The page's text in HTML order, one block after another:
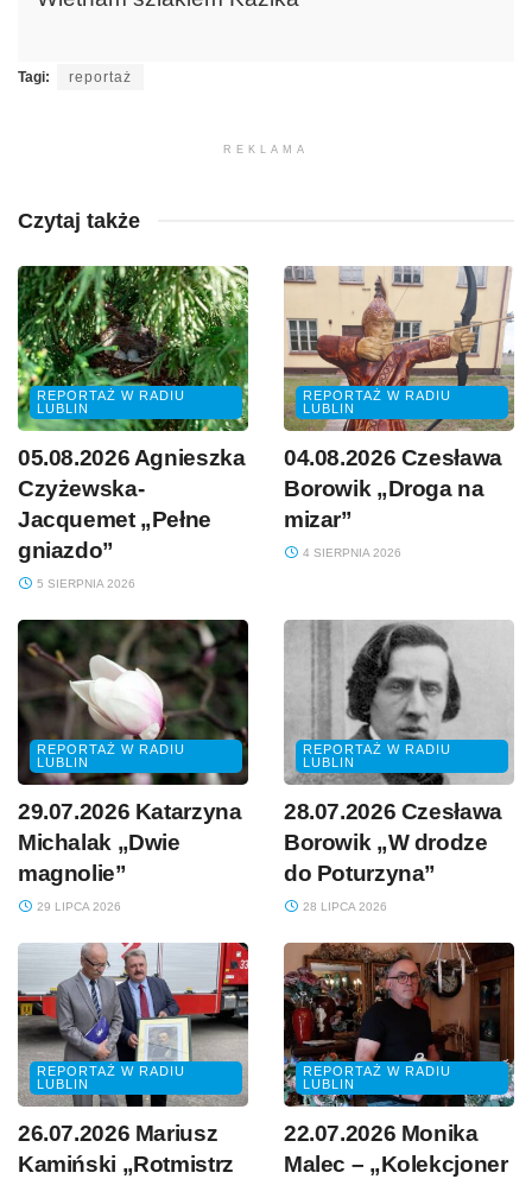
dźwiękowych
Tagi: reportaż
REKLAMA
Czytaj także
REPORTAŻ W RADIU
LUBLIN
05.08.2026 Agnieszka
Czyżewska-
Jacquemet „Pełne
gniazdo”
5 SIERPNIA 2026
REPORTAŻ W RADIU
LUBLIN
04.08.2026 Czesława
Borowik „Droga na
mizar”
4 SIERPNIA 2026
REPORTAŻ W RADIU
LUBLIN
29.07.2026 Katarzyna
Michalak „Dwie
magnolie”
29 LIPCA 2026
REPORTAŻ W RADIU
LUBLIN
28.07.2026 Czesława
Borowik „W drodze
do Poturzyna”
28 LIPCA 2026
REPORTAŻ W RADIU
LUBLIN
26.07.2026 Mariusz
Kamiński „Rotmistrz
REPORTAŻ W RADIU
LUBLIN
22.07.2026 Monika
Malec – „Kolekcjoner